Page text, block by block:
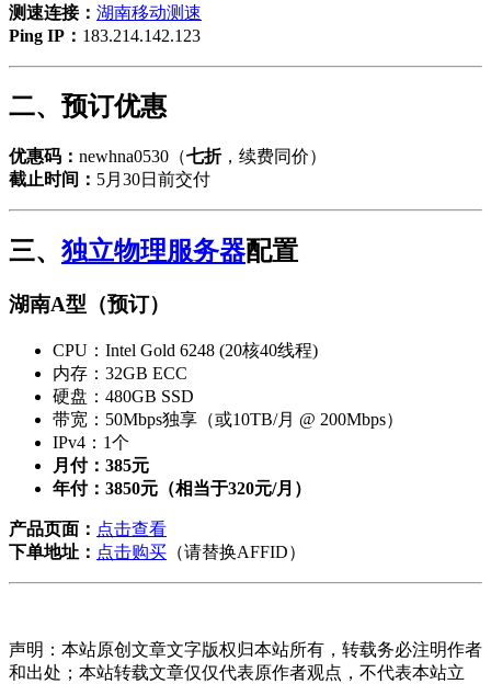
测速连接： 湖南移动测速
Ping IP： 183.214.142.123
二、预订优惠
优惠码： newhna0530（七折，续费同价）
截止时间： 5月30日前交付
三、 独立物理服务器配置
湖南A型（预订）
CPU：Intel Gold 6248 (20核40线程)
内存：32GB ECC
硬盘：480GB SSD
带宽：50Mbps独享（或10TB/月 @ 200Mbps）
IPv4：1个
月付：385元
年付：3850元（相当于320元/月）
产品页面： 点击查看
下单地址： 点击购买 （请替换AFFID）
声明：本站原创文章文字版权归本站所有，转载务必注明作者
和出处；本站转载文章仅仅代表原作者观点，不代表本站立